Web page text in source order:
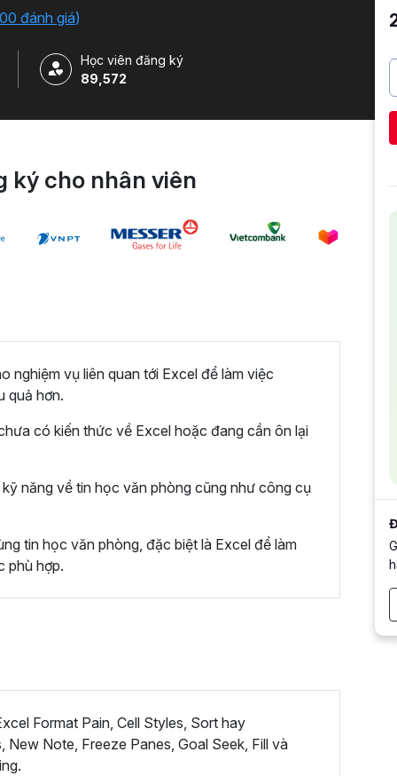
đánh giá)
Học viên đăng ký
89,572
ký cho nhân viên
nghiệm vụ liên quan tới Excel để làm việc
quả hơn.
có kiến thức về Excel hoặc đang cần ôn lại
năng về tin học văn phòng cũng như công cụ
tin học văn phòng, đặc biệt là Excel để làm
phù hợp.
Format Pain, Cell Styles, Sort hay
New Note, Freeze Panes, Goal Seek, Fill và